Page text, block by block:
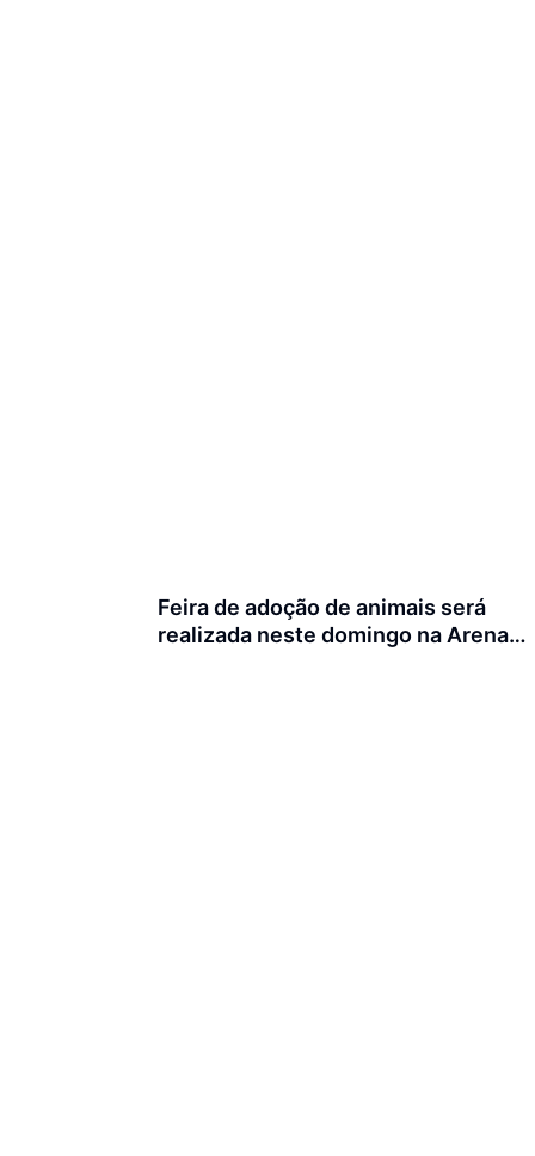
Feira de adoção de animais será
realizada neste domingo na Arena